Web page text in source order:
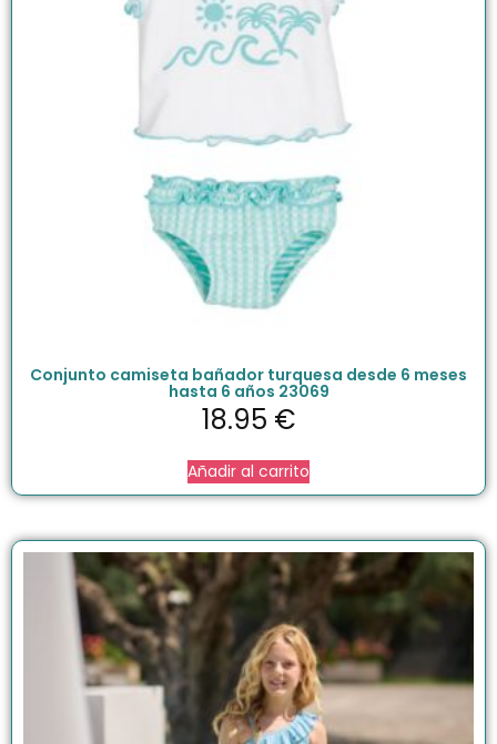
Conjunto camiseta bañador turquesa desde 6 meses
hasta 6 años 23069
18.95 €
Añadir al carrito